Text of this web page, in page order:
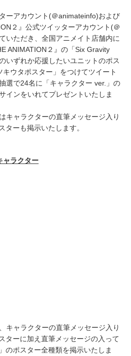
ーアカウント(＠animateinfo)および
２』公式ツイッターアカウント(＠
いただき、全国アニメイト店舗内に
ANIMATION２』の「Six Gravity
いずれか応援したいユニットのポス
ウタポスター」をつけてツイート
選で24名に「キャラクター ver.」の
インをいれてプレゼントいたしま
キャラクターの直筆メッセージ入り
ターも掲示いたします。
ャラクター
キャラクターの直筆メッセージ入り
ターに加え直筆メッセージの入って
のポスター全種類を掲示いたしま